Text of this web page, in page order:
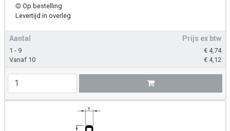
Op bestelling
Levertijd in overleg
Aantal Prijs ex btw
1 - 9 € 4,74
Vanaf 10
€ 4,12